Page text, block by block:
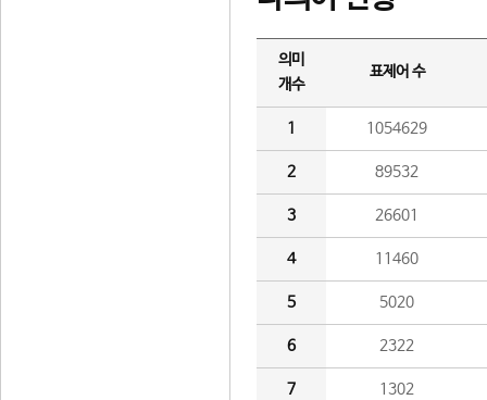
의미
개수
표제어 수
1 1054629
2 89532
3 26601
4 11460
5 5020
6 2322
7 1302